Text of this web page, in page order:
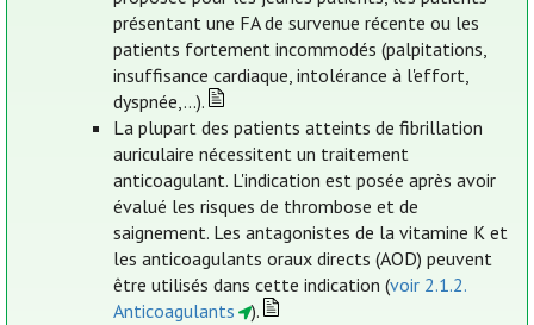
présentant une FA de survenue récente ou les
patients fortement incommodés (palpitations,
insuffisance cardiaque, intolérance à l'effort,
dyspnée,...).
La plupart des patients atteints de fibrillation
auriculaire nécessitent un traitement
anticoagulant. L'indication est posée après avoir
évalué les risques de thrombose et de
saignement. Les antagonistes de la vitamine K et
les anticoagulants oraux directs (AOD) peuvent
être utilisés dans cette indication (voir 2.1.2.
Anticoagulants
).